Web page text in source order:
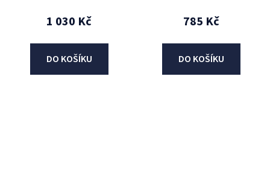
1 030 Kč
DO KOŠÍKU
785 Kč
DO KOŠÍKU